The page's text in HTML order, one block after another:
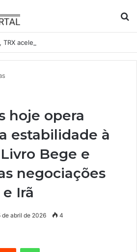
hoje opera
estabilidade à
Bege e
negociações
Irã
de abril de 2026 4
Reddit WhatsApp